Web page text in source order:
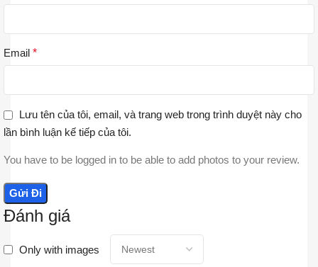
Đánh giá
Only with images
Email *
Lưu tên của tôi, email, và trang web trong trình duyệt này cho
lần bình luận kế tiếp của tôi.
You have to be logged in to be able to add photos to your review.